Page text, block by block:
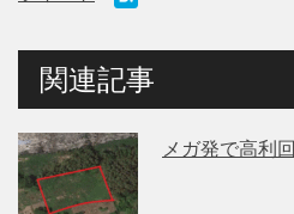
関連記事
メガ発で高利